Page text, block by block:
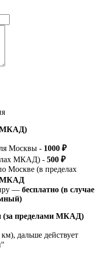
МКАД)
Москвы - 1000 ₽
МКАД) - 500 ₽
Москве (в пределах
МКАД
— бесплатно (в случае
(за пределами МКАД)
дальше действует